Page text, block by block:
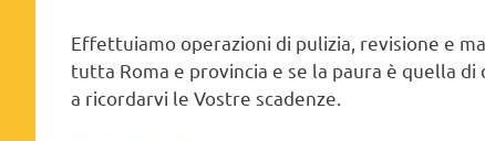
Effettuiamo operazioni di pulizia, revisione e
tutta Roma e provincia e se la paura è quella
a ricordarvi le Vostre scadenze.